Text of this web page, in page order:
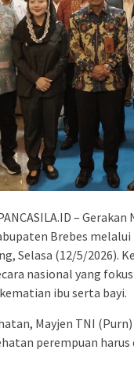
–
Brebes
Selasa (12/5/2026).
nasional yang
ibu serta bayi.
Mayjen TNI
perempuan